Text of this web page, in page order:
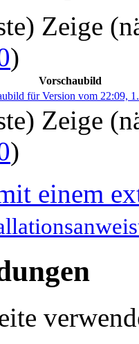
Zeige
)
Vorschaubild
Zeige
)
einem